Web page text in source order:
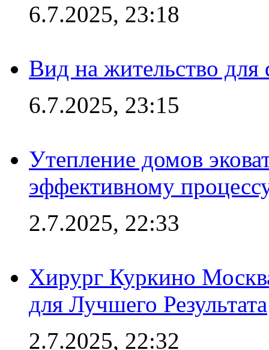
6.7.2025, 23:18
Вид на жительство
6.7.2025, 23:15
Утепление домов
эффективному
2.7.2025, 22:33
Хирург Куркино
для Лучшего Результата
2.7.2025, 22:32